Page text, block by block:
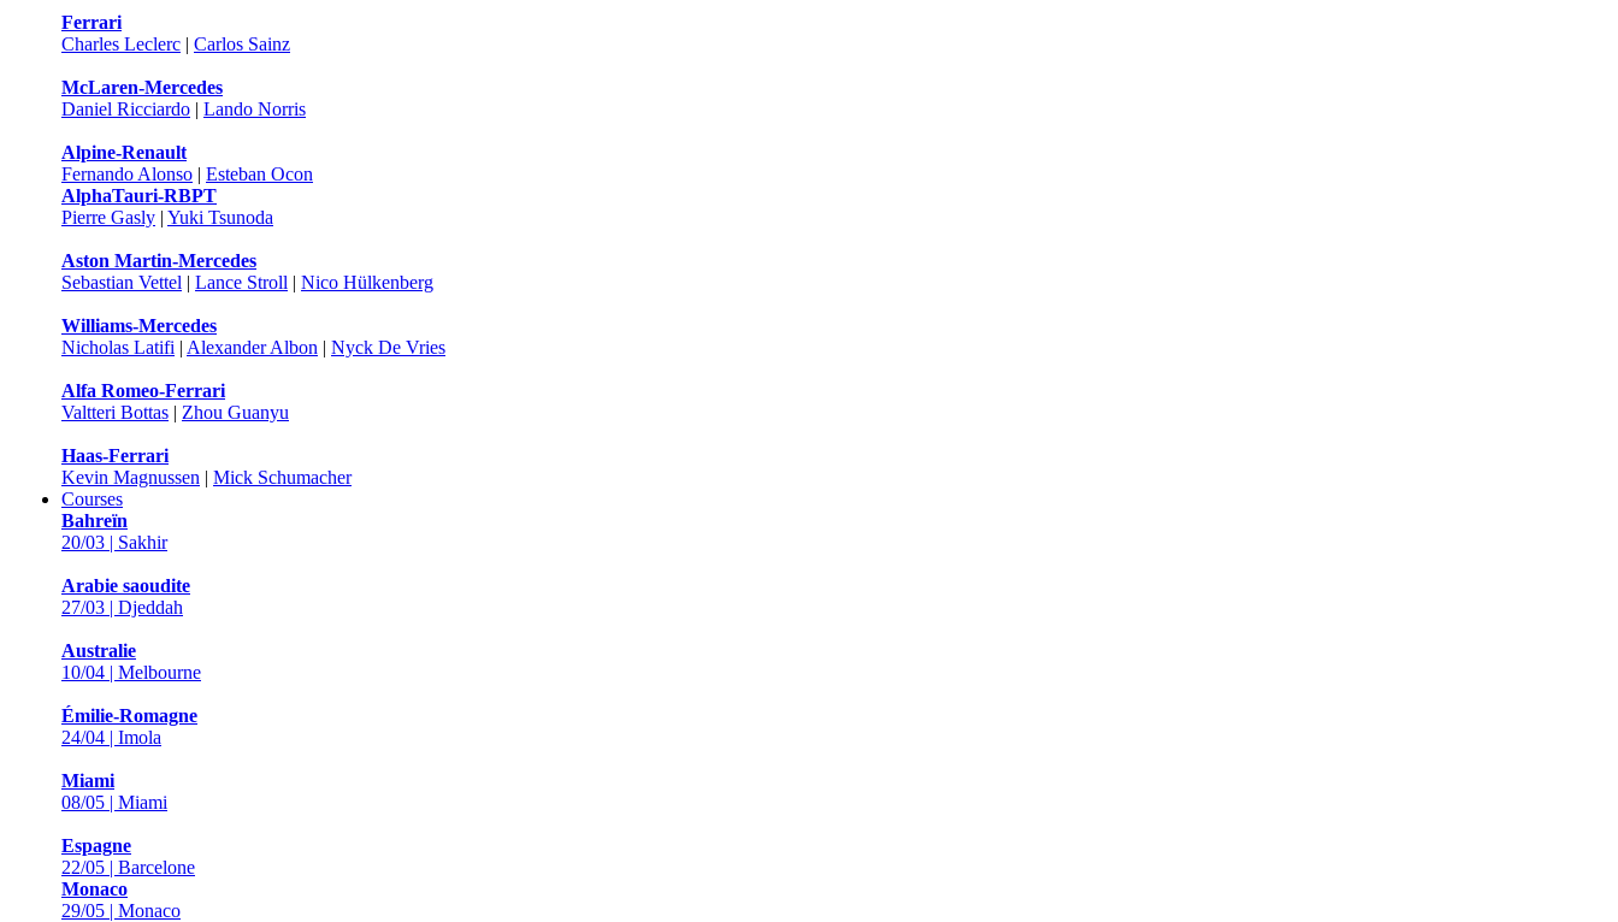
Ferrari
Charles Leclerc | Carlos Sainz
McLaren-Mercedes
Daniel Ricciardo | Lando Norris
Alpine-Renault
Fernando Alonso | Esteban Ocon
AlphaTauri-RBPT
Pierre Gasly | Yuki Tsunoda
Aston Martin-Mercedes
Sebastian Vettel | Lance Stroll | Nico Hülkenberg
Williams-Mercedes
Nicholas Latifi | Alexander Albon | Nyck De Vries
Alfa Romeo-Ferrari
Valtteri Bottas | Zhou Guanyu
Haas-Ferrari
Kevin Magnussen | Mick Schumacher
Courses
Bahreïn
20/03 | Sakhir
Arabie saoudite
27/03 | Djeddah
Australie
10/04 | Melbourne
Émilie-Romagne
24/04 | Imola
Miami
08/05 | Miami
Espagne
22/05 | Barcelone
Monaco
29/05 | Monaco